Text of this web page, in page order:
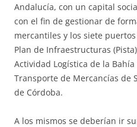
Andalucía, con un capital
con el fin de gestionar de
mercantiles y los siete
Plan de Infraestructuras
Actividad Logística de la
Transporte de Mercancías de
de Córdoba.
A los mismos se deberían ir